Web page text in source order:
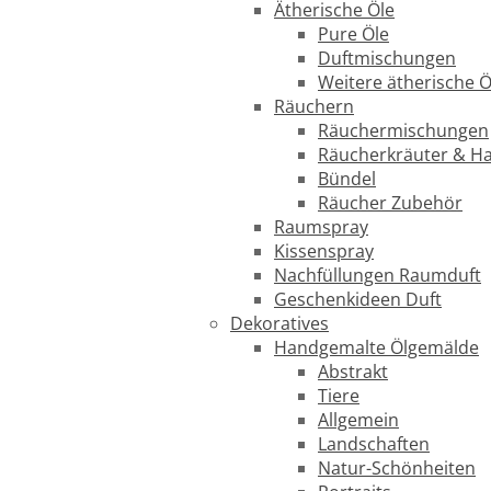
Ätherische Öle
Pure Öle
Duftmischungen
Weitere ätherische
Räuchern
Räuchermischungen
Räucherkräuter &
Bündel
Räucher Zubehör
Raumspray
Kissenspray
Nachfüllungen Raumduft
Geschenkideen Duft
Dekoratives
Handgemalte Ölgemälde
Abstrakt
Tiere
Allgemein
Landschaften
Natur-Schönheiten